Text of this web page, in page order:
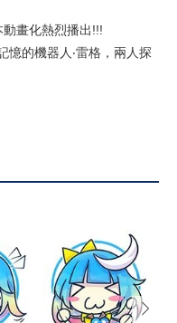
畫化熱烈播出!!!
憶的機器人‧雷格，兩人探
next